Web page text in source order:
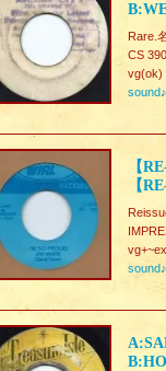
Rare.
CS
vg(ok)
sound♪
【
【
sound♪